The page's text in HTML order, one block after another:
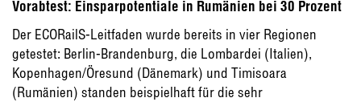
Vorabtest: Einsparpotentiale in Rumänien bei 30 Prozent
Der ECORailS-Leitfaden wurde bereits in vier Regionen
getestet: Berlin-Brandenburg, die Lombardei (Italien),
Kopenhagen/Öresund (Dänemark) und Timisoara
(Rumänien) standen beispielhaft für die sehr